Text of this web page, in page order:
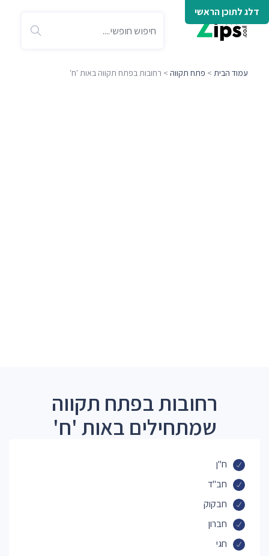
דלג לתוכן הראשי
עמוד הבית > פתח תקווה > רחובות בפתח תקווה באות 'ח'
רחובות בפתח תקווה
שמתחילים באות 'ח'
ח"ן
חב"ד
חבקוק
חברון
חגי